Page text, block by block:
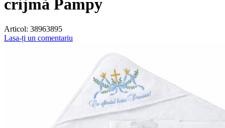
crijmă Pampy
Articol: 38963895
Lasa-ți un comentariu